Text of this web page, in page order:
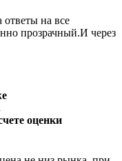
ответы на все
прозрачный.И через
оценки